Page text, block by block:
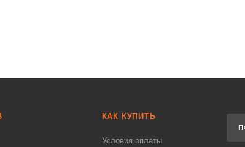
КАК КУПИТЬ
Условия оплаты